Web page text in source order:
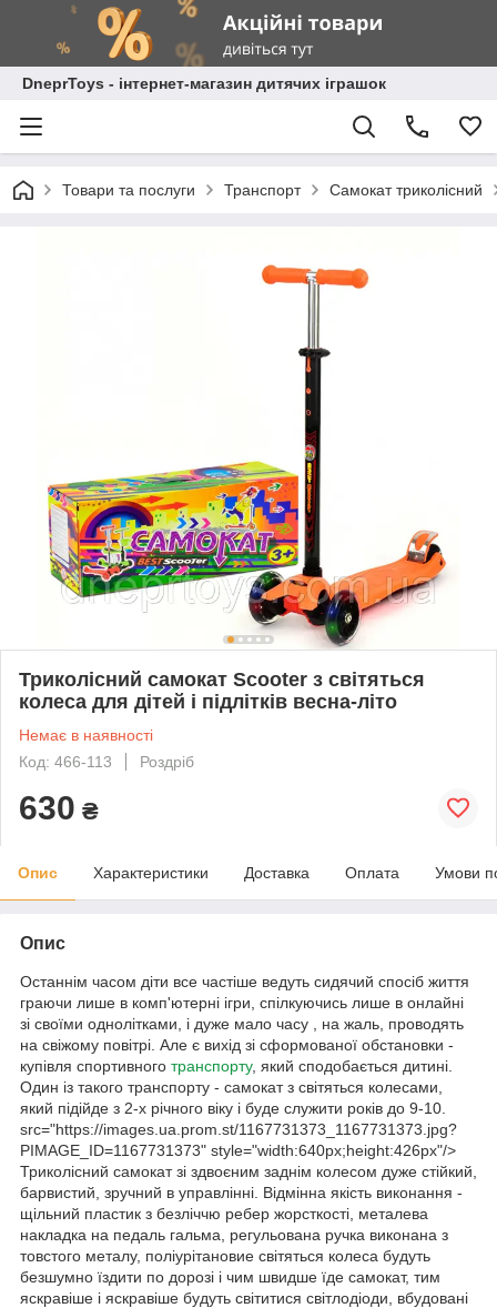
DneprToys - інтернет-магазин дитячих іграшок
Товари та послуги Транспорт Самокат триколісний
Триколісний самокат Scooter з світяться
колеса для дітей і підлітків весна-літо
Немає в наявності
Код: 466-113
Роздріб
630 ₴
Опис Характеристики Доставка Оплата Умови
Опис
Останнім часом діти все частіше ведуть сидячий спосіб життя
граючи лише в комп'ютерні ігри, спілкуючись лише в онлайні
зі своїми однолітками, і дуже мало часу , на жаль, проводять
на свіжому повітрі. Але є вихід зі сформованої обстановки -
купівля спортивного транспорту, який сподобається дитині.
Один із такого транспорту - самокат з світяться колесами,
який підійде з 2-х річного віку і буде служити років до 9-10.
src="https://images.ua.prom.st/1167731373_1167731373.jpg?
PIMAGE_ID=1167731373" style="width:640px;height:426px"/>
Триколісний самокат зі здвоєним заднім колесом дуже стійкий,
барвистий, зручний в управлінні. Відмінна якість виконання -
щільний пластик з безліччю ребер жорсткості, металева
накладка на педаль гальма, регульована ручка виконана з
товстого металу, поліурітановие світяться колеса будуть
безшумно їздити по дорозі і чим швидше їде самокат, тим
яскравіше і яскравіше будуть світитися світлодіоди, вбудовані